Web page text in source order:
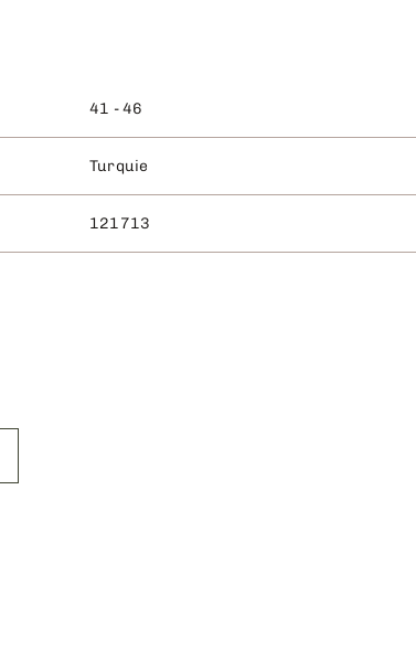
41 - 46
Turquie
121713